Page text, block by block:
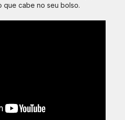
que cabe no seu bolso.